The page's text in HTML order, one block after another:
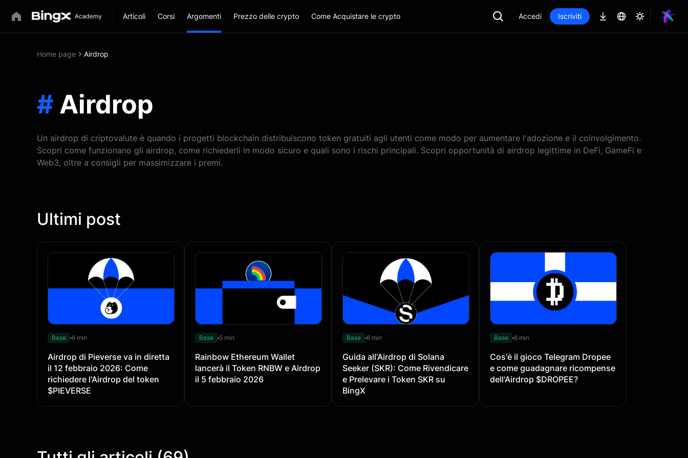
Articoli Corsi Argomenti Prezzo delle crypto Come Acquistare le crypto Accedi Iscriviti
Home page Airdrop
# Airdrop
Un airdrop di criptovalute è quando i progetti blockchain distribuiscono token gratuiti agli utenti come modo per aumentare l'adozione e il coinvolgimento.
Scopri come funzionano gli airdrop, come richiederli in modo sicuro e quali sono i rischi principali. Scopri opportunità di airdrop legittime in DeFi, GameFi e
Web3, oltre a consigli per massimizzare i premi.
Ultimi post
Base 6 min
Airdrop di Pieverse va in diretta
il 12 febbraio 2026: Come
richiedere l'Airdrop del token
$PIEVERSE
Base 5 min
Rainbow Ethereum Wallet
lancerà il Token RNBW e Airdrop
il 5 febbraio 2026
Base 6 min
Guida all'Airdrop di Solana
Seeker (SKR): Come Rivendicare
e Prelevare i Token SKR su
BingX
Base 6 min
Cos'è il gioco Telegram Dropee
e come guadagnare ricompense
dell'Airdrop $DROPEE?